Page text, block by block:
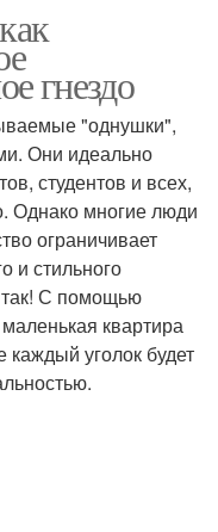
гнездо
"однушки",
Они идеально
студентов и всех,
Однако многие люди
ограничивает
и стильного
так! С помощью
квартира
уголок будет